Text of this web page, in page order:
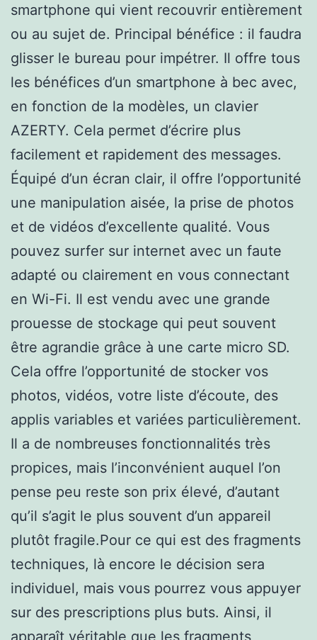
smartphone qui vient recouvrir entièrement
ou au sujet de. Principal bénéfice : il faudra
glisser le bureau pour impétrer. Il offre tous
les bénéfices d’un smartphone à bec avec,
en fonction de la modèles, un clavier
AZERTY. Cela permet d’écrire plus
facilement et rapidement des messages.
Équipé d’un écran clair, il offre l’opportunité
une manipulation aisée, la prise de photos
et de vidéos d’excellente qualité. Vous
pouvez surfer sur internet avec un faute
adapté ou clairement en vous connectant
en Wi-Fi. Il est vendu avec une grande
prouesse de stockage qui peut souvent
être agrandie grâce à une carte micro SD.
Cela offre l’opportunité de stocker vos
photos, vidéos, votre liste d’écoute, des
applis variables et variées particulièrement.
Il a de nombreuses fonctionnalités très
propices, mais l’inconvénient auquel l’on
pense peu reste son prix élevé, d’autant
qu’il s’agit le plus souvent d’un appareil
plutôt fragile.Pour ce qui est des fragments
techniques, là encore le décision sera
individuel, mais vous pourrez vous appuyer
sur des prescriptions plus buts. Ainsi, il
apparaît véritable que les fragments